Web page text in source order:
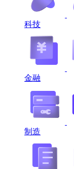
科技
金融
制造